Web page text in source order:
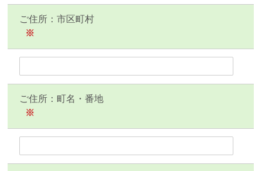
ご住所：市区町村
※
ご住所：町名・番地
※